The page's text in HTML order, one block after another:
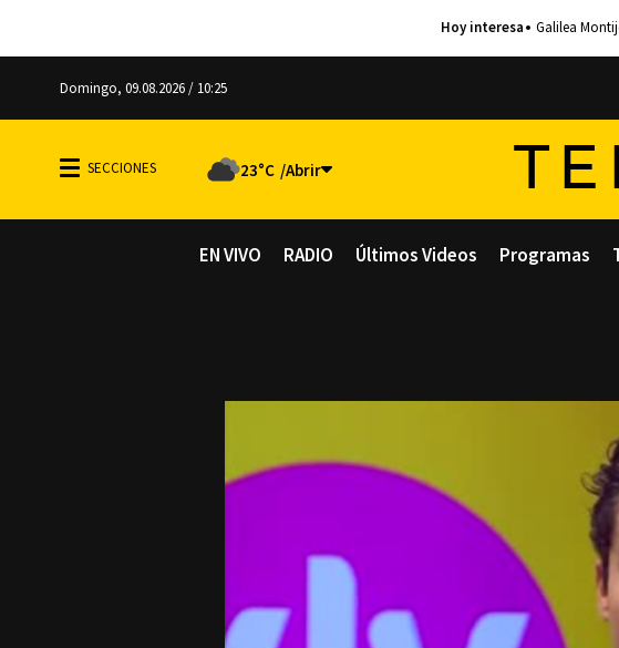
Galilea
Domingo, 09.08.2026 / 10:25
23°C
EN VIVO RADIO Últimos Videos Programas